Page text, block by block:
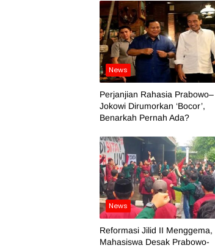
News
Perjanjian Rahasia Prabowo–
Jokowi Dirumorkan ‘Bocor’,
Benarkah Pernah Ada?
News
Reformasi Jilid II Menggema,
Mahasiswa Desak Prabowo-